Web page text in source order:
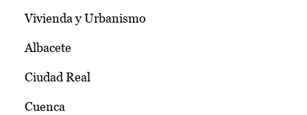
Vivienda y Urbanismo
Albacete
Ciudad Real
Cuenca